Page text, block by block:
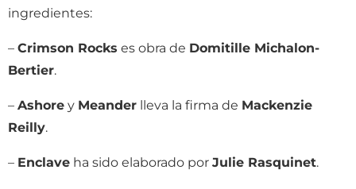
ingredientes:
– Crimson Rocks es obra de Domitille Michalon-
Bertier.
– Ashore y Meander lleva la firma de Mackenzie
Reilly.
– Enclave ha sido elaborado por Julie Rasquinet.